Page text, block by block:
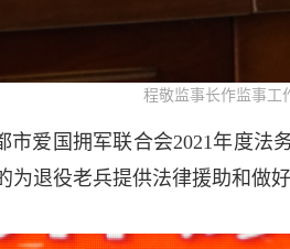
程敬监事长作监事工
市爱国拥军联合会2021年度
为退役老兵提供法律援助和做